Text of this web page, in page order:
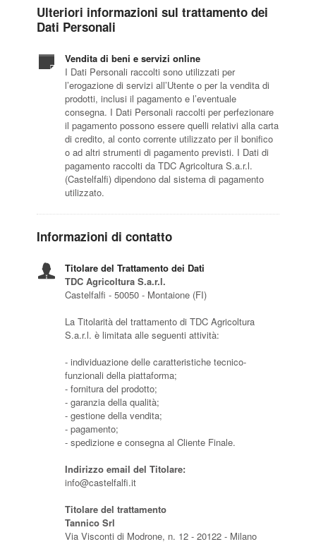
Ulteriori informazioni sul trattamento dei
Dati Personali
Vendita di beni e servizi online
I Dati Personali raccolti sono utilizzati per
l’erogazione di servizi all’Utente o per la vendita di
prodotti, inclusi il pagamento e l’eventuale
consegna. I Dati Personali raccolti per perfezionare
il pagamento possono essere quelli relativi alla carta
di credito, al conto corrente utilizzato per il bonifico
o ad altri strumenti di pagamento previsti. I Dati di
pagamento raccolti da TDC Agricoltura S.a.r.l.
(Castelfalfi) dipendono dal sistema di pagamento
utilizzato.
Informazioni di contatto
Titolare del Trattamento dei Dati
TDC Agricoltura S.a.r.l.
Castelfalfi - 50050 - Montaione (FI)
La Titolarità del trattamento di TDC Agricoltura
S.a.r.l. è limitata alle seguenti attività:
- individuazione delle caratteristiche tecnico-
funzionali della piattaforma;
- fornitura del prodotto;
- garanzia della qualità;
- gestione della vendita;
- pagamento;
- spedizione e consegna al Cliente Finale.
Indirizzo email del Titolare:
info@castelfalfi.it
Titolare del trattamento
Tannico Srl
Via Visconti di Modrone, n. 12 - 20122 - Milano